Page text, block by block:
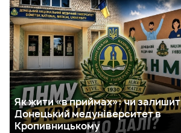
Як жити «в приймах»: чи
Донецький медуніверситет в
Кропивницькому